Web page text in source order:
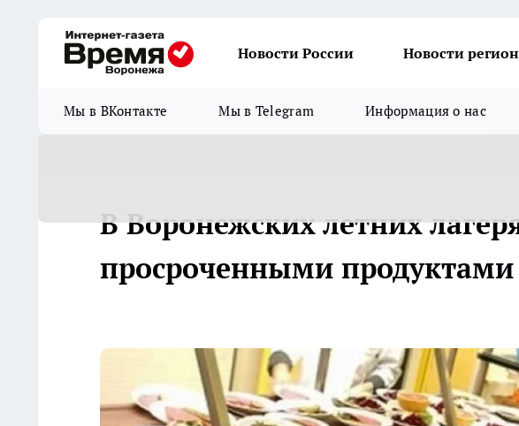
Новости России Новости
Мы в ВКонтакте Мы в Telegram Информация о нас
В Воронежских летних
просроченными продуктами